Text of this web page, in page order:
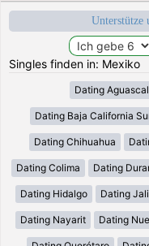
Unterstütze
Singles finden in: Mexiko
Dating
Dating Baja California
Dating Chihuahua
Dating Colima Dating
Dating Hidalgo Dating
Dating Nayarit Dating